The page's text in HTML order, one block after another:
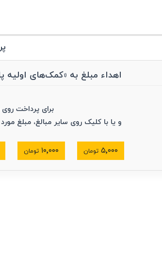
اهداء مبلغ به «کمک‎‌های اولیه پایه ـ بخش سوم (کنترل خون‌ریزی و شوک)»
برای پرداخت روی
و یا با کلیک روی سایر مبالغ، مبلغ
۵٬۰۰۰ تومان ۱۰٬۰۰۰ تومان